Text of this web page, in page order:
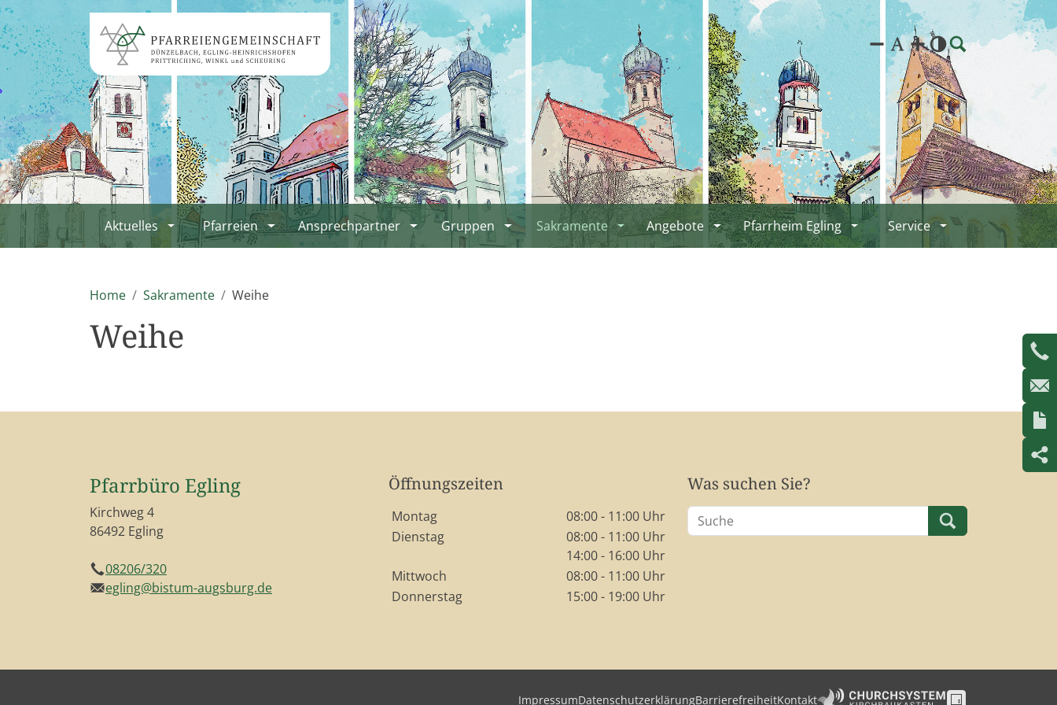
Aktuelles Pfarreien Ansprechpartner Gruppen Sakramente Angebote Pfarrheim Egling Service
Home Sakramente Weihe
Weihe
Pfarrbüro Egling
Kirchweg 4
86492 Egling
Telefon
08206/320
E-Mailegling@bistum-augsburg.de
Öffnungszeiten
Wochentage / Monate
Öffnungszeiten / Hinweise
Montag
08:00 - 11:00 Uhr
Dienstag
08:00 - 11:00 Uhr
14:00 - 16:00 Uhr
Mittwoch
08:00 - 11:00 Uhr
Donnerstag
15:00 - 19:00 Uhr
Was suchen Sie?
ImpressumDatenschutzerklärungBarrierefreiheitKontakt